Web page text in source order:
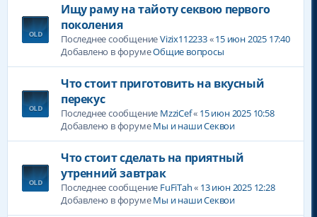
Ищу раму на тайоту секвою первого
поколения
Последнее сообщениеVizix112233«15 июн 2025 17:40
Добавлено в форумеОбщие вопросы
Что стоит приготовить на вкусный
перекус
Последнее сообщение MzziCef« 15 июн 2025 10:58
Добавлено в форумеМы и наши Секвои
Что стоит сделать на приятный
утренний завтрак
Последнее сообщение FuFiTah« 13 июн 2025 12:28
Добавлено в форумеМы и наши Секвои